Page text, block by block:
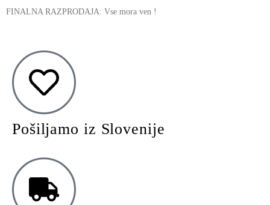
FINALNA RAZPRODAJA: Vse mora ven !
Pošiljamo iz Slovenije